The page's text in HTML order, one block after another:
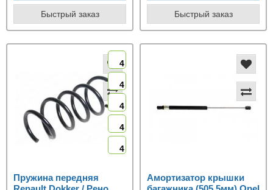
Быстрый заказ Быстрый заказ
4
4
4
4
4
Пружина передняя
Амортизатор крышки